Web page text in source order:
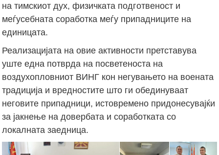
на тимскиот дух, физичката подготвеност и
меѓусебната соработка меѓу припадниците на
единицата.
Реализацијата на овие активности претставува
уште една потврда на посветеноста на
воздухопловниот ВИНГ кон негувањето на воената
традиција и вредностите што ги обединуваат
неговите припадници, истовремено придонесувајќи
за јакнење на довербата и соработката со
локалната заедница.